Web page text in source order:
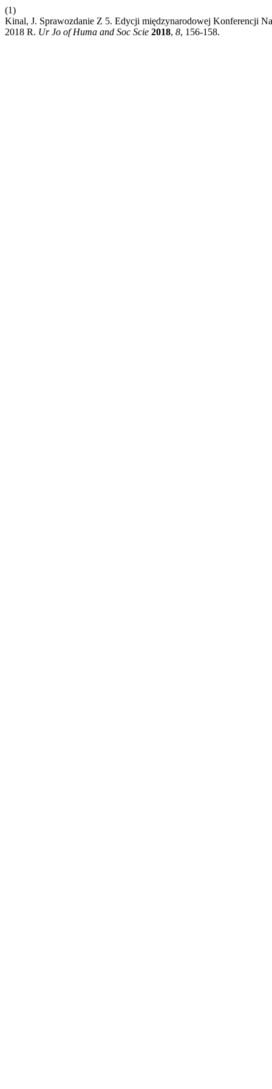
(1)
Kinal, J. Sprawozdanie Z 5. Edycji międzynarodowej Konferencji
2018 R. Ur Jo of Huma and Soc Scie 2018, 8, 156-158.